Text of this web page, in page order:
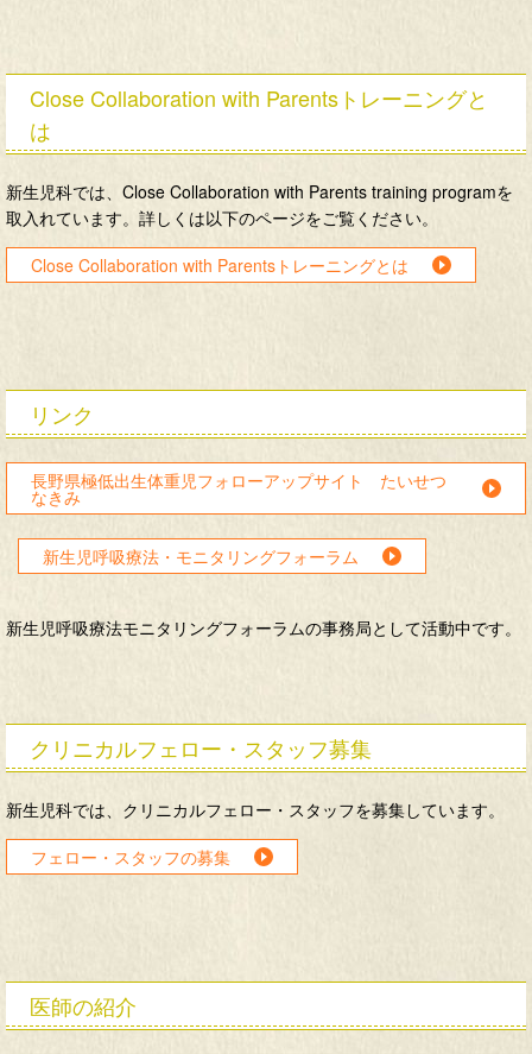
Close Collaboration with Parentsトレーニングと
は
新生児科では、Close Collaboration with Parents training programを
取入れています。詳しくは以下のページをご覧ください。
Close Collaboration with Parentsトレーニングとは
リンク
長野県極低出生体重児フォローアップサイト たいせつ
なきみ
新生児呼吸療法・モニタリングフォーラム
新生児呼吸療法モニタリングフォーラムの事務局として活動中です。
クリニカルフェロー・スタッフ募集
新生児科では、クリニカルフェロー・スタッフを募集しています。
フェロー・スタッフの募集
医師の紹介